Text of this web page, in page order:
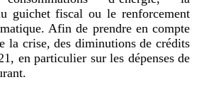
guichet fiscal ou le renforcement
Afin de prendre en compte
la crise, des diminutions de crédits
en particulier sur les dépenses de